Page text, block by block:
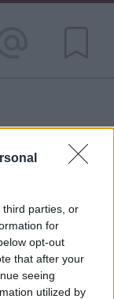
third parties, or
for
opt-out
that after your
seeing
utilized by